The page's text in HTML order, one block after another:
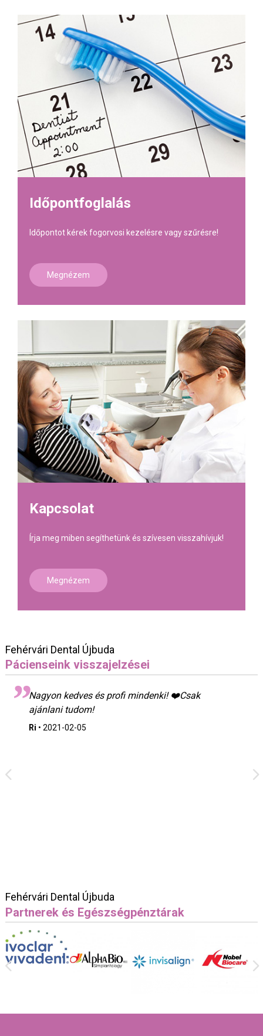
Időpontfoglalás
Időpontot kérek fogorvosi kezelésre vagy szűrésre!
Megnézem
Kapcsolat
Írja meg miben segíthetünk és szívesen visszahívjuk!
Megnézem
Fehérvári Dental Újbuda
Pácienseink visszajelzései
Nagyon kedves és profi mindenki! ❤️Csak
ajánlani tudom!
Ri • 2021-02-05
Fehérvári Dental Újbuda
Partnerek és Egészségpénztárak